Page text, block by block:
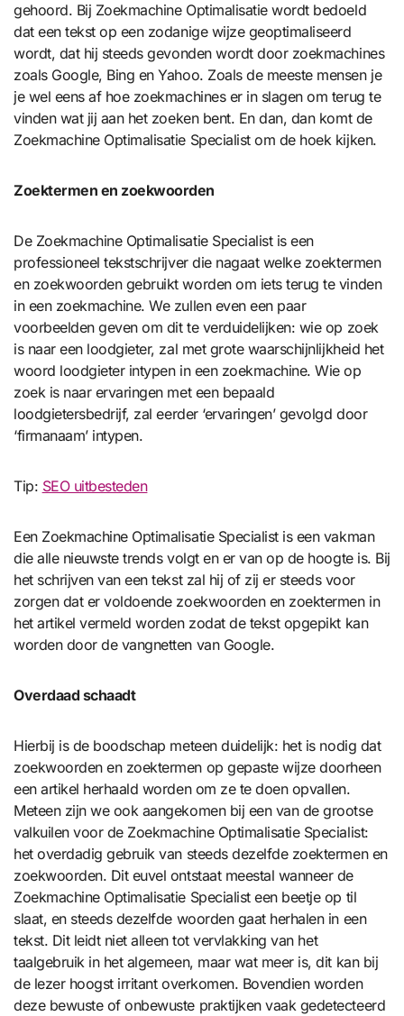
gehoord. Bij Zoekmachine Optimalisatie wordt bedoeld
dat een tekst op een zodanige wijze geoptimaliseerd
wordt, dat hij steeds gevonden wordt door zoekmachines
zoals Google, Bing en Yahoo. Zoals de meeste mensen je
je wel eens af hoe zoekmachines er in slagen om terug te
vinden wat jij aan het zoeken bent. En dan, dan komt de
Zoekmachine Optimalisatie Specialist om de hoek kijken.
Zoektermen en zoekwoorden
De Zoekmachine Optimalisatie Specialist is een
professioneel tekstschrijver die nagaat welke zoektermen
en zoekwoorden gebruikt worden om iets terug te vinden
in een zoekmachine. We zullen even een paar
voorbeelden geven om dit te verduidelijken: wie op zoek
is naar een loodgieter, zal met grote waarschijnlijkheid het
woord loodgieter intypen in een zoekmachine. Wie op
zoek is naar ervaringen met een bepaald
loodgietersbedrijf, zal eerder ‘ervaringen’ gevolgd door
‘firmanaam’ intypen.
Tip: SEO uitbesteden
Een Zoekmachine Optimalisatie Specialist is een vakman
die alle nieuwste trends volgt en er van op de hoogte is. Bij
het schrijven van een tekst zal hij of zij er steeds voor
zorgen dat er voldoende zoekwoorden en zoektermen in
het artikel vermeld worden zodat de tekst opgepikt kan
worden door de vangnetten van Google.
Overdaad schaadt
Hierbij is de boodschap meteen duidelijk: het is nodig dat
zoekwoorden en zoektermen op gepaste wijze doorheen
een artikel herhaald worden om ze te doen opvallen.
Meteen zijn we ook aangekomen bij een van de grootse
valkuilen voor de Zoekmachine Optimalisatie Specialist:
het overdadig gebruik van steeds dezelfde zoektermen en
zoekwoorden. Dit euvel ontstaat meestal wanneer de
Zoekmachine Optimalisatie Specialist een beetje op til
slaat, en steeds dezelfde woorden gaat herhalen in een
tekst. Dit leidt niet alleen tot vervlakking van het
taalgebruik in het algemeen, maar wat meer is, dit kan bij
de lezer hoogst irritant overkomen. Bovendien worden
deze bewuste of onbewuste praktijken vaak gedetecteerd